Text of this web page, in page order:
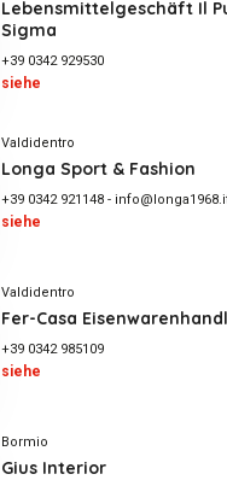
Lebensmittelgeschäft Il
Sigma
+39 0342 929530
siehe
Valdidentro
Longa Sport & Fashion
+39 0342 921148 -
siehe
Valdidentro
Fer-Casa
+39 0342 985109
siehe
Bormio
Gius Interior